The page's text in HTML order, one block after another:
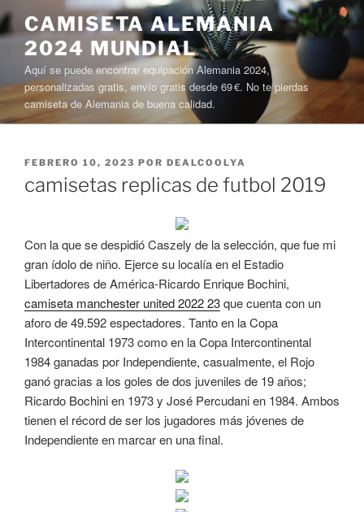
Saltar
al
contenido
CAMISETA ALEMANIA
2024 MUNDIAL
Aquí se puede encontrar equipación Alemania 2024,
personalizadas gratis, envío gratis desde 69 €. No te pierdas
camiseta de Alemania de buena calidad.
PUBLICADO
FEBRERO 10, 2023 POR DEALCOOLYA
camisetas replicas de futbol 2019
Con la que se despidió Caszely de la selección, que fue mi
gran ídolo de niño. Ejerce su localía en el Estadio
Libertadores de América-Ricardo Enrique Bochini,
camiseta manchester united 2022 23que cuenta con un
aforo de 49.592 espectadores. Tanto en la Copa
Intercontinental 1973 como en la Copa Intercontinental
1984 ganadas por Independiente, casualmente, el Rojo
ganó gracias a los goles de dos juveniles de 19 años;
Ricardo Bochini en 1973 y José Percudani en 1984. Ambos
tienen el récord de ser los jugadores más jóvenes de
Independiente en marcar en una final.